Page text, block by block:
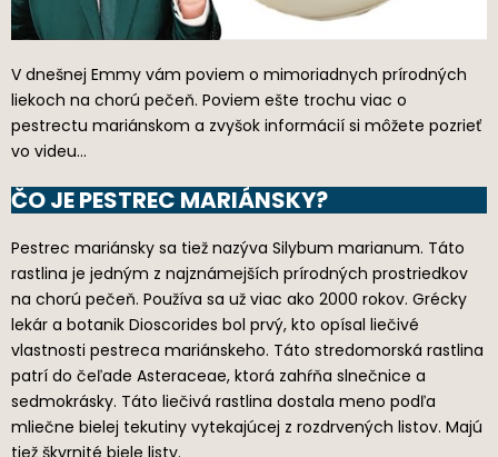
V dnešnej Emmy vám poviem o mimoriadnych prírodných
liekoch na chorú pečeň. Poviem ešte trochu viac o
pestrectu mariánskom a zvyšok informácií si môžete pozrieť
vo videu…
ČO JE PESTREC MARIÁNSKY?
Pestrec mariánsky sa tiež nazýva Silybum marianum. Táto
rastlina je jedným z najznámejších prírodných prostriedkov
na chorú pečeň. Používa sa už viac ako 2000 rokov. Grécky
lekár a botanik Dioscorides bol prvý, kto opísal liečivé
vlastnosti pestreca mariánskeho. Táto stredomorská rastlina
patrí do čeľade Asteraceae, ktorá zahŕňa slnečnice a
sedmokrásky. Táto liečivá rastlina dostala meno podľa
mliečne bielej tekutiny vytekajúcej z rozdrvených listov. Majú
tiež škvrnité biele listy.